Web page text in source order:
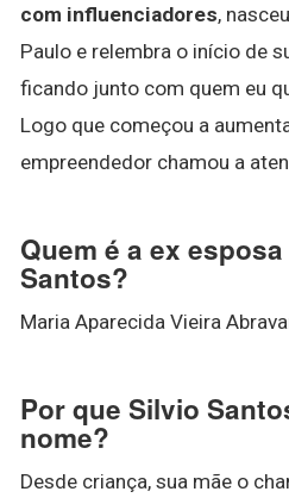
com influenciadores,
Paulo e relembra o início de
ficando junto com quem eu
Logo que começou a
empreendedor chamou a
Quem é a ex
Santos?
Maria Aparecida Vieira
Por que Silvio
nome?
Desde criança, sua mãe o